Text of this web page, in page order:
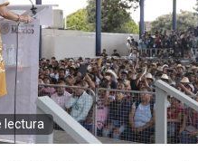
lectura